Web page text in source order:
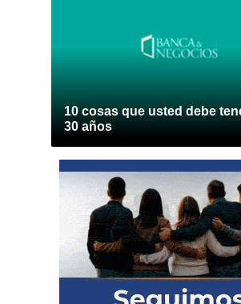
10 cosas que usted debe
30 años